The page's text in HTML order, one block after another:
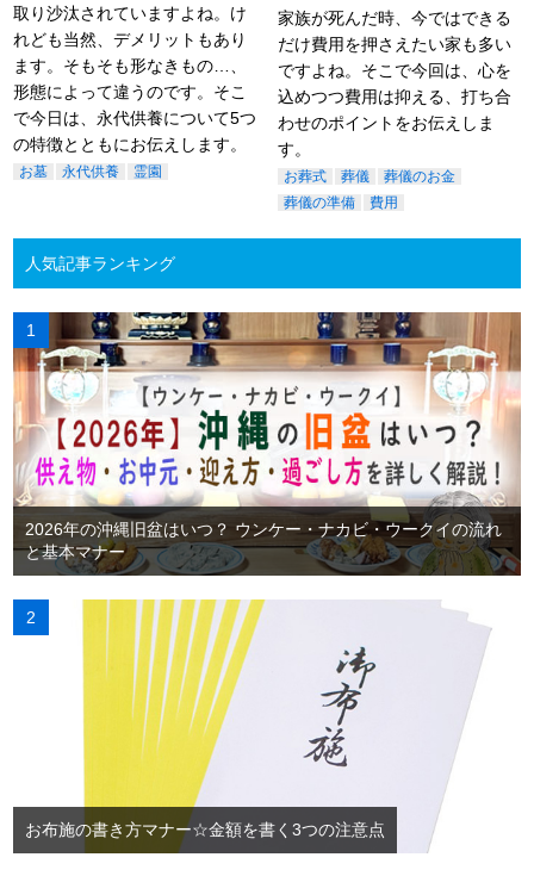
取り沙汰されていますよね。け
れども当然、デメリットもあり
ます。そもそも形なきもの…、
形態によって違うのです。そこ
で今日は、永代供養について5つ
の特徴とともにお伝えします。
お墓 永代供養 霊園
家族が死んだ時、今ではできる
だけ費用を押さえたい家も多い
ですよね。そこで今回は、心を
込めつつ費用は抑える、打ち合
わせのポイントをお伝えしま
す。
お葬式 葬儀
葬儀のお金
葬儀の準備
費用
人気記事ランキング
2026年の沖縄旧盆はいつ？ ウンケー・ナカビ・ウークイの流れ
と基本マナー
お布施の書き方マナー☆金額を書く3つの注意点